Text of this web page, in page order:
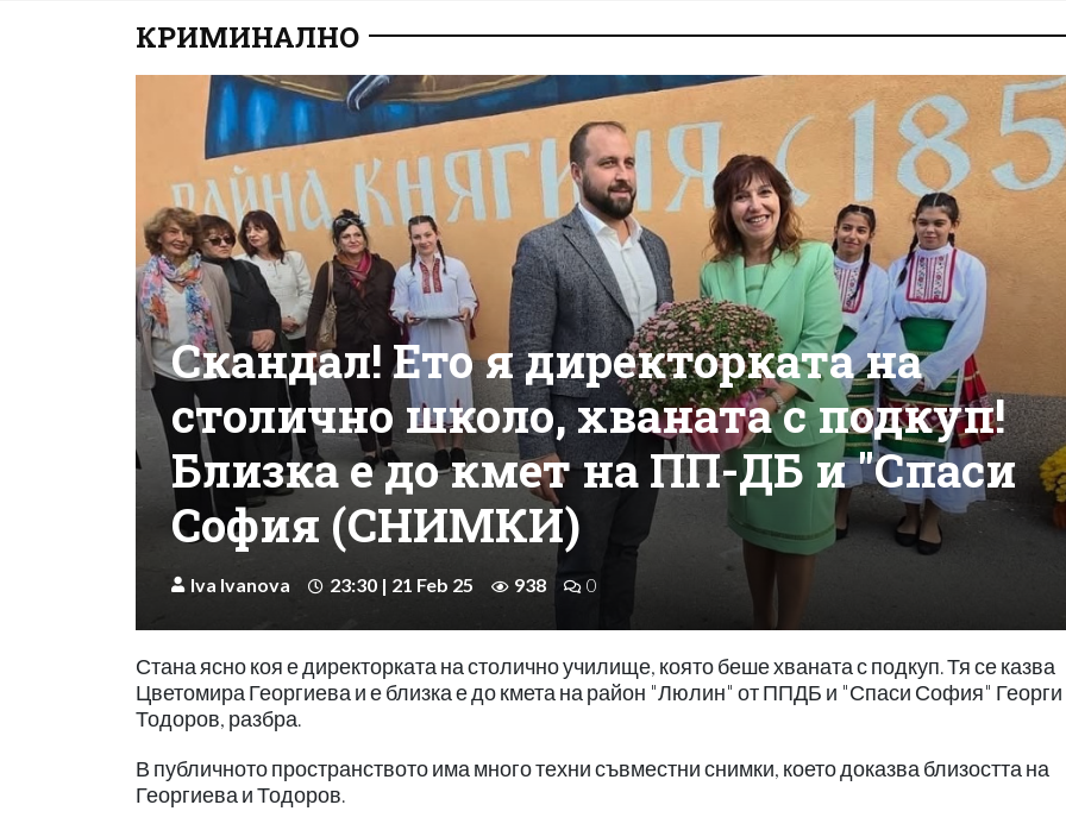
КРИМИНАЛНО
Скандал! Ето я директорката на
столично школо, хваната с подкуп!
Близка е до кмет на ПП-ДБ и "Спаси
София (СНИМКИ)
Iva Ivanova 23:30 | 21 Feb 25 938 0
Стана ясно коя е директорката на столично училище, която беше хваната с подкуп. Тя се казва
Цветомира Георгиева и е близка е до кмета на район "Люлин" от ППДБ и "Спаси София" Георги
Тодоров, разбра.
В публичното пространството има много техни съвместни снимки, което доказва близостта на
Георгиева и Тодоров.